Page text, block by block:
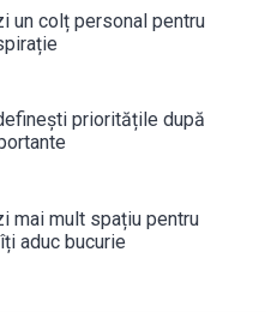
un colț personal pentru
prioritățile după
mai mult spațiu pentru
aduc bucurie